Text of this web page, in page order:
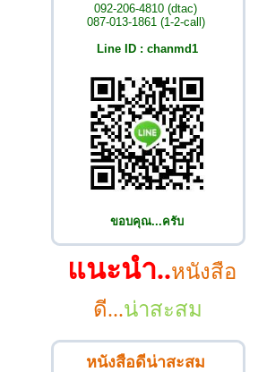
092-206-4810 (dtac)
087-013-1861 (1-2-call)
Line ID : chanmd1
ขอบคุณ...ครับ
แนะนำ..หนังสือ
ดี...น่าสะสม
หนังสือดีน่าสะสม